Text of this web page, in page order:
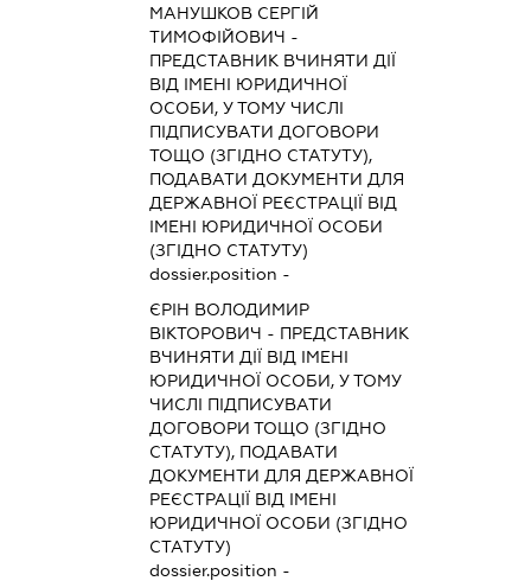
МАНУШКОВ СЕРГІЙ
ТИМОФІЙОВИЧ -
ПРЕДСТАВНИК ВЧИНЯТИ ДІЇ
ВІД ІМЕНІ ЮРИДИЧНОЇ
ОСОБИ, У ТОМУ ЧИСЛІ
ПІДПИСУВАТИ ДОГОВОРИ
ТОЩО (ЗГІДНО СТАТУТУ),
ПОДАВАТИ ДОКУМЕНТИ ДЛЯ
ДЕРЖАВНОЇ РЕЄСТРАЦІЇ ВІД
ІМЕНІ ЮРИДИЧНОЇ ОСОБИ
(ЗГІДНО СТАТУТУ)
dossier.position -
ЄРІН ВОЛОДИМИР
ВІКТОРОВИЧ - ПРЕДСТАВНИК
ВЧИНЯТИ ДІЇ ВІД ІМЕНІ
ЮРИДИЧНОЇ ОСОБИ, У ТОМУ
ЧИСЛІ ПІДПИСУВАТИ
ДОГОВОРИ ТОЩО (ЗГІДНО
СТАТУТУ), ПОДАВАТИ
ДОКУМЕНТИ ДЛЯ ДЕРЖАВНОЇ
РЕЄСТРАЦІЇ ВІД ІМЕНІ
ЮРИДИЧНОЇ ОСОБИ (ЗГІДНО
СТАТУТУ)
dossier.position -